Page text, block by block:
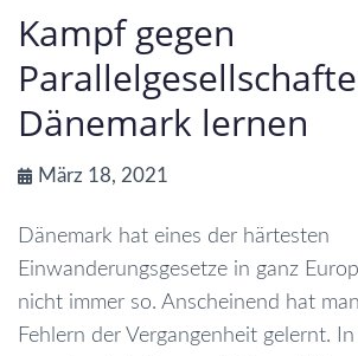
Kampf gegen
Dänemark lernen
März 18, 2021
Dänemark hat eines der härtesten
Einwanderungsgesetze in ganz
nicht immer so. Anscheinend hat
Fehlern der Vergangenheit gelernt.